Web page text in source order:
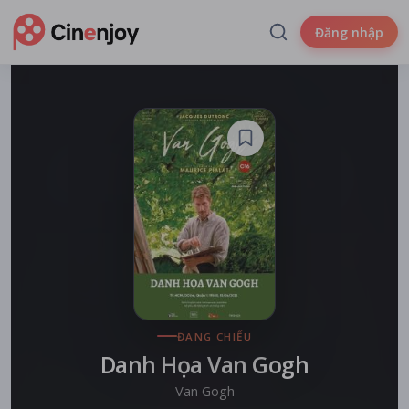
Đăng nhập
ĐANG CHIẾU
Danh Họa Van Gogh
Van Gogh